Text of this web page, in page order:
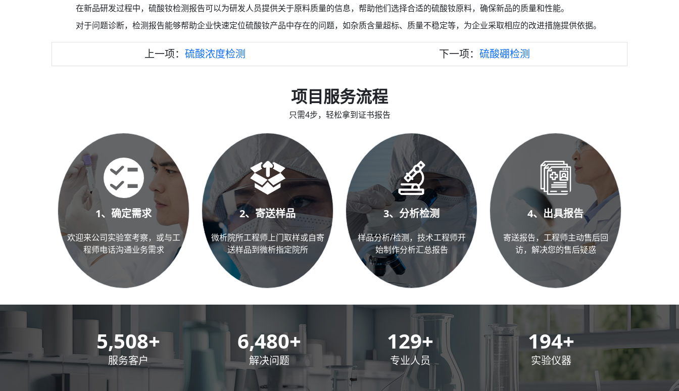
在新品研发过程中，硫酸钕检测报告可以为研发人员提供关于原料质量的信息，帮助他们选择合适的硫酸钕原料，确保新品的质量和性能。
对于问题诊断，检测报告能够帮助企业快速定位硫酸钕产品中存在的问题，如杂质含量超标、质量不稳定等，为企业采取相应的改进措施提供依据。
上一项： 硫酸浓度检测 下一项： 硫酸硼检测
项目服务流程
只需4步，轻松拿到证书报告
1、确定需求
欢迎来公司实验室考察，或与工
程师电话沟通业务需求
2、寄送样品
微析院所工程师上门取样或自寄
送样品到微析指定院所
3、分析检测
样品分析/检测，技术工程师开
始制作分析汇总报告
4、出具报告
寄送报告，工程师主动售后回
访，解决您的售后疑惑
8,500+
服务客户
10,000+
解决问题
200+
专业人员
300+
实验仪器